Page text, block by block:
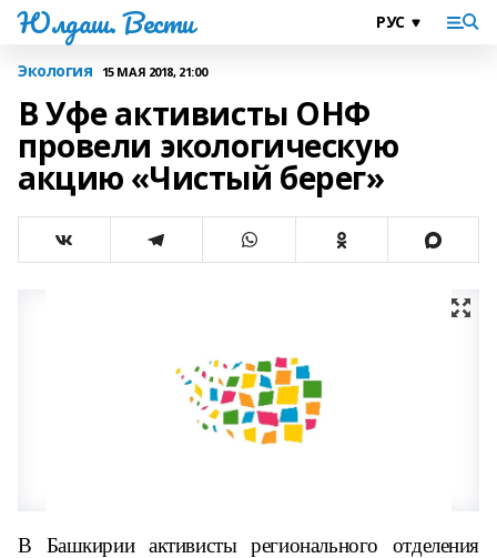
Юлдаш. Вести
Экология 15 МАЯ 2018, 21:00
В Уфе активисты ОНФ
провели экологическую
акцию «Чистый берег»
В Башкирии активисты регионального отделения